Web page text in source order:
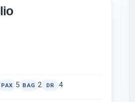
PAX 5 BAG 2 DR 4